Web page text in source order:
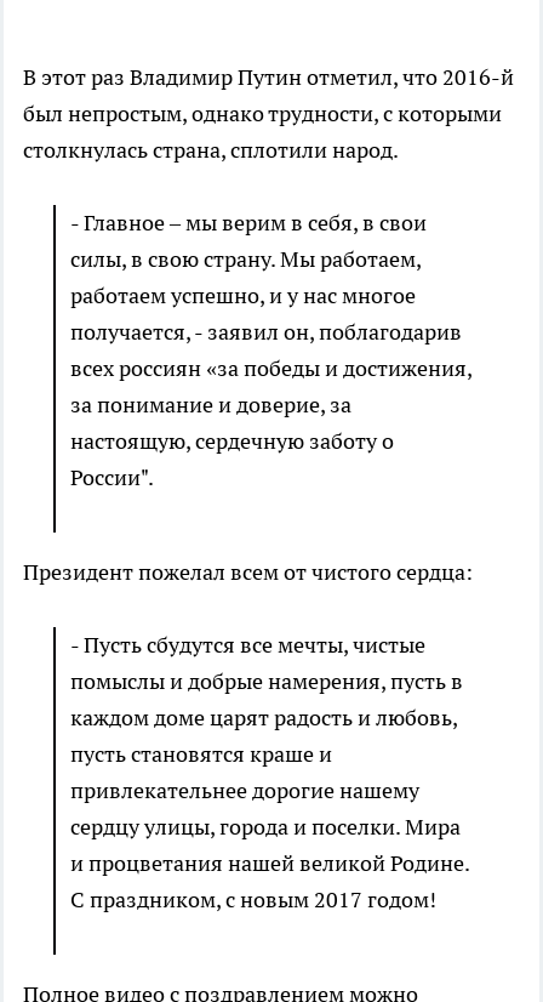
В этот раз Владимир Путин отметил, что 2016-й
был непростым, однако трудности, с которыми
столкнулась страна, сплотили народ.
- Главное – мы верим в себя, в свои
силы, в свою страну. Мы работаем,
работаем успешно, и у нас многое
получается, - заявил он, поблагодарив
всех россиян «за победы и достижения,
за понимание и доверие, за
настоящую, сердечную заботу о
России".
Президент пожелал всем от чистого сердца:
- Пусть сбудутся все мечты, чистые
помыслы и добрые намерения, пусть в
каждом доме царят радость и любовь,
пусть становятся краше и
привлекательнее дорогие нашему
сердцу улицы, города и поселки. Мира
и процветания нашей великой Родине.
С праздником, с новым 2017 годом!
Полное видео с поздравлением можно